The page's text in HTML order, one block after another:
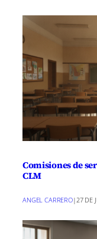
Comisiones de
CLM
ANGEL CARRERO| 27 DE